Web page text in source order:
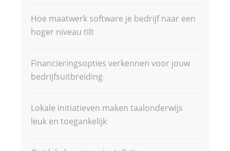
Hoe maatwerk software je bedrijf naar een
hoger niveau tilt
Financieringsopties verkennen voor jouw
bedrijfsuitbreiding
Lokale initiatieven maken taalonderwijs
leuk en toegankelijk